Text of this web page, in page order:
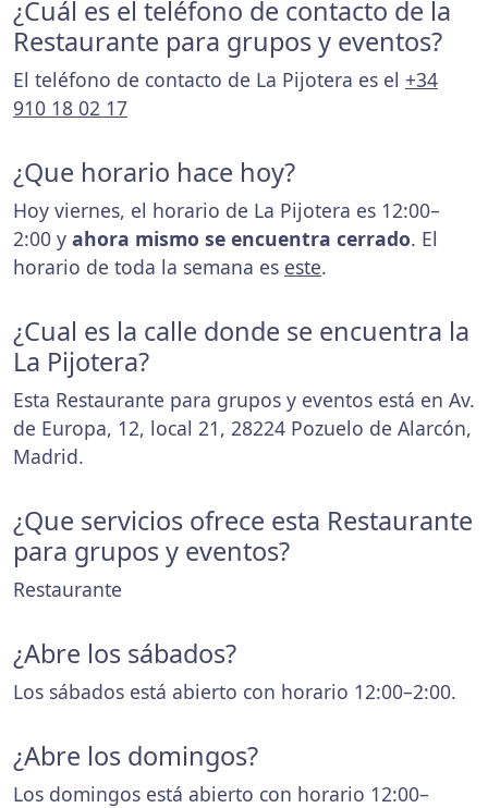
¿Cuál es el teléfono de contacto de la
Restaurante para grupos y eventos?
El teléfono de contacto de La Pijotera es el +34
910 18 02 17
¿Que horario hace hoy?
Hoy viernes, el horario de La Pijotera es 12:00–
2:00 y ahora mismo se encuentra cerrado. El
horario de toda la semana es este.
¿Cual es la calle donde se encuentra la
La Pijotera?
Esta Restaurante para grupos y eventos está en Av.
de Europa, 12, local 21, 28224 Pozuelo de Alarcón,
Madrid.
¿Que servicios ofrece esta Restaurante
para grupos y eventos?
Restaurante
¿Abre los sábados?
Los sábados está abierto con horario 12:00–2:00.
¿Abre los domingos?
Los domingos está abierto con horario 12:00–